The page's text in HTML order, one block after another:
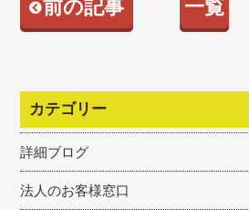
前の記事 一覧
カテゴリー
詳細ブログ
法人のお客様窓口